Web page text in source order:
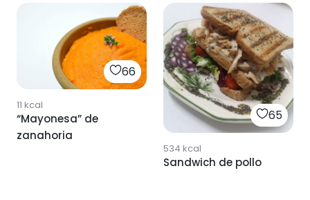
66
11 kcal
“Mayonesa” de
zanahoria
65
534 kcal
Sandwich de pollo